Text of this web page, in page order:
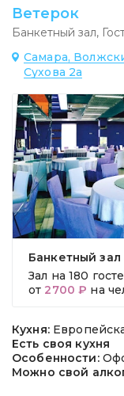
Ветерок
Банкетный зал,
Самара,
Сухова 2а
Банкетный
Зал на 180
от 2700 ₽ на
Кухня:
Есть своя кухня
Особенности:
Можно свой